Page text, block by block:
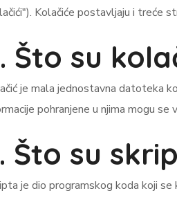
Kolačiće postavljaju i treće
Što su
je mala jednostavna datoteka
pohranjene u njima mogu
Što su
je dio programskog koda koji